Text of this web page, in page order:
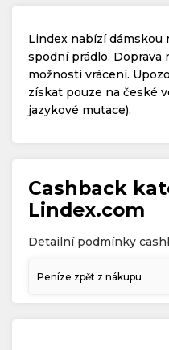
Copyright © 2019 -
Lindex nabízí dámskou
spodní prádlo. Doprava
možnosti vrácení.
získat pouze na české
jazykové mutace).
Cashback
Lindex.com
Detailní podmínky
Peníze zpět z nákupu